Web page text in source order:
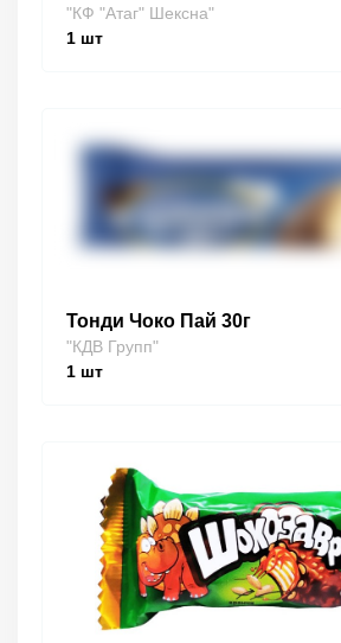
"КФ "Атаг" Шексна"
1 шт
Тонди Чоко Пай 30г
"КДВ Групп"
1 шт